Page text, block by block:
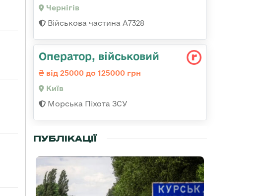
Чернігів
Військова частина А7328
Опеpатоp, військовий
від 25000 до 125000 грн
Київ
Морська Піхота ЗСУ
ПУБЛІКАЦІЇ